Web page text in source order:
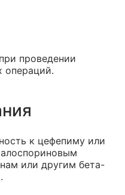
проведении
операций.
к цефепиму или
или другим бета-